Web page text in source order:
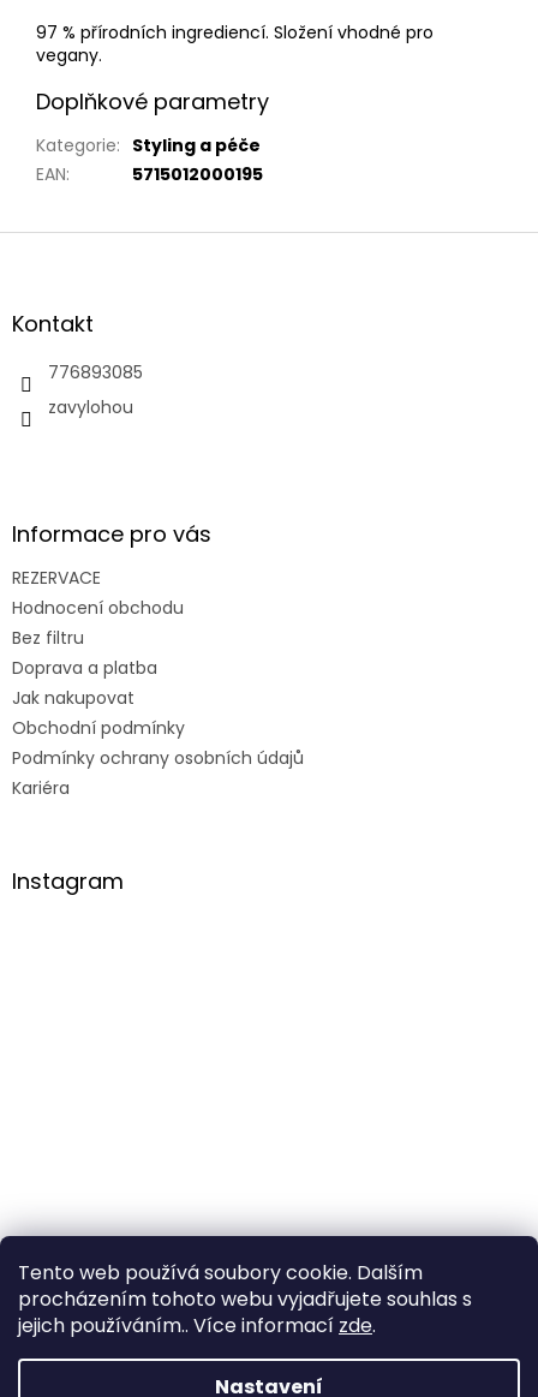
Tento web používá soubory cookie. Dalším
procházením tohoto webu vyjadřujete souhlas s
jejich používáním.. Více informací zde.
Nastavení
97 % přírodních ingrediencí. Složení vhodné pro
vegany.
Doplňkové parametry
Kategorie: Styling a péče
EAN: 5715012000195
Z
aKontakt
776893085
zavylohou
Informace pro vás
REZERVACE
Hodnocení obchodu
Bez filtru
Doprava a platba
Jak nakupovat
Obchodní podmínky
Podmínky ochrany osobních údajů
Kariéra
Instagram
Sledovat na Instagramu
Vytvořil Shoptet